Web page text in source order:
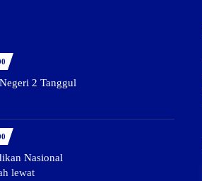
2 Tanggul
Nasional
lewat